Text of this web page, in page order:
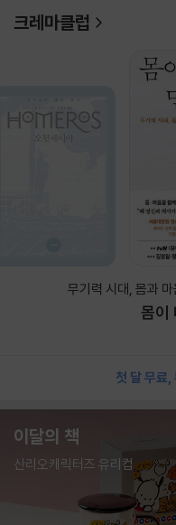
크레마클럽
무기력 시대, 몸과
몸이
첫 달 무료,
이달의 책
산리오캐릭터즈 유리컵